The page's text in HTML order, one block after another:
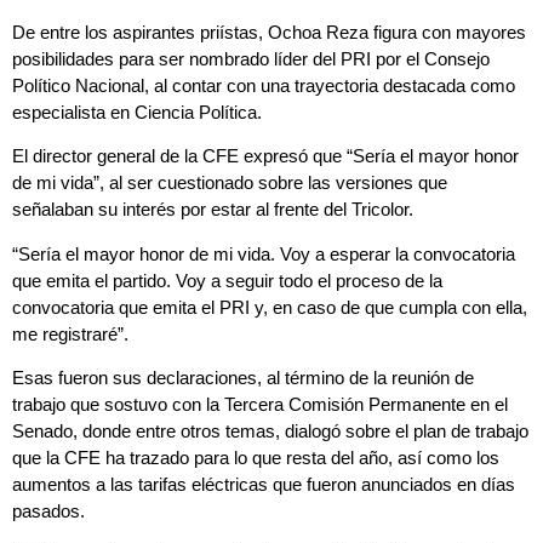
De entre los aspirantes priístas, Ochoa Reza figura con mayores
posibilidades para ser nombrado líder del PRI por el Consejo
Político Nacional, al contar con una trayectoria destacada como
especialista en Ciencia Política.
El director general de la CFE expresó que “Sería el mayor honor
de mi vida”, al ser cuestionado sobre las versiones que
señalaban su interés por estar al frente del Tricolor.
“Sería el mayor honor de mi vida. Voy a esperar la convocatoria
que emita el partido. Voy a seguir todo el proceso de la
convocatoria que emita el PRI y, en caso de que cumpla con ella,
me registraré”.
Esas fueron sus declaraciones, al término de la reunión de
trabajo que sostuvo con la Tercera Comisión Permanente en el
Senado, donde entre otros temas, dialogó sobre el plan de trabajo
que la CFE ha trazado para lo que resta del año, así como los
aumentos a las tarifas eléctricas que fueron anunciados en días
pasados.